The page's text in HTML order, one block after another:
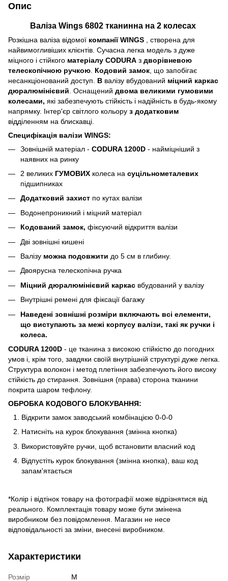
Опис
Валіза Wings 6802 тканинна на 2 колесах
Розкішна валіза відомої компанії WINGS , створена для
найвимогливіших клієнтів. Сучасна легка модель з дуже
міцного і стійкого матеріалу CODURA з дворівневою
телескопічною ручкою Кодовий замок , що запобігає
несанкціонований доступ. В валізу вбудований міцний каркас
дюралюмінієвий . Оснащений двома великими гумовими
колесами, які забезпечують стійкість і надійність в будь-якому
напрямку. Інтер'єр світлого кольору з додатковим
відділенням на блискавці.
Специфікація валізи WINGS:
Зовнішній матеріал - CODURA 1200D - найміцніший з
наявних на ринку
2 великих ГУМОВИХ колеса на суцільнометалевих
підшипниках
Додатковий захист по кутах валізи
Водонепроникний і міцний матеріал
Кодований замок, фіксуючий відкриття валізи
Дві зовнішні кишені
Валізу можна подовжити до 5 см в глибину.
Двоярусна телескопічна ручка
Міцний дюралюмінієвий каркас вбудований у валізу
Внутрішні ремені для фіксації багажу
Наведені зовнішні розміри включають всі елементи,
що виступають за межі корпусу валізи, такі як ручки і
колеса.
CODURA 1200D - це тканина з високою стійкістю до погодних
умов і, крім того, завдяки своїй внутрішній структурі дуже легка.
Структура волокон і метод плетіння забезпечують його високу
стійкість до стирання. Зовнішня (права) сторона тканини
покрита шаром тефлону.
ОБРОБКА КОДОВОГО БЛОКУВАННЯ:
Відкрити замок заводський комбінацією 0-0-0
Натисніть на курок блокування (змінна кнопка)
Використовуйте ручки, щоб встановити власний код
Відпустіть курок блокування (змінна кнопка), ваш код
запам'ятається
*Колір і відтінок товару на фотографії може відрізнятися від
реального. Комплектація товару може бути змінена
виробником без повідомлення. Магазин не несе
відповідальності за зміни, внесені виробником.
Характеристики
Розмір M